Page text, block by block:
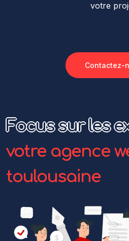
votre
Contactez-
Focus sur les
votre agence
toulousaine